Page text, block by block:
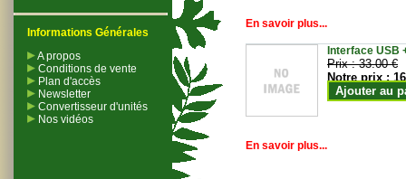
Informations Générales
A propos
Conditions de vente
Plan d'accès
Newsletter
Convertisseur d'unités
Nos vidéos
En savoir plus...
Interface USB
Prix :33.00 €
Notre prix :
Ajouter au
En savoir plus...